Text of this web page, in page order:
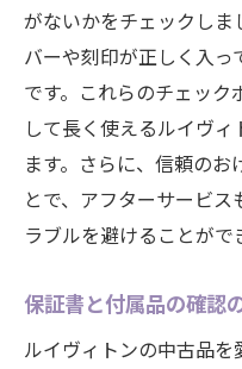
がないかをチェックしま
バーや刻印が正しく入
です。これらのチェッ
して長く使えるルイヴ
ます。さらに、信頼の
とで、アフターサービ
ラブルを避けることがで
保証書と付属品の確認
ルイヴィトンの中古品